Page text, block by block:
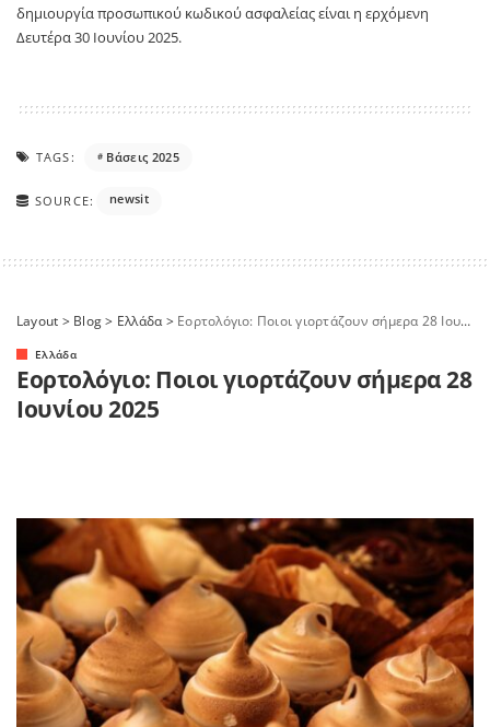
δημιουργία προσωπικού κωδικού ασφαλείας είναι η ερχόμενη
Δευτέρα 30 Ιουνίου 2025.
TAGS: Βάσεις 2025
SOURCE: newsit
Layout > Blog> Ελλάδα> Εορτολόγιο: Ποιοι γιορτάζουν σήμερα 28 Ιουνίου 2025
Ελλάδα
Εορτολόγιο: Ποιοι γιορτάζουν σήμερα 28
Ιουνίου 2025